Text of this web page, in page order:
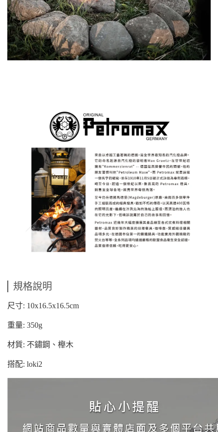
規格說明
尺寸: 10x16.5x16.5cm
重量: 350g
材質: 不鏽鋼、櫸木
搭配: loki2